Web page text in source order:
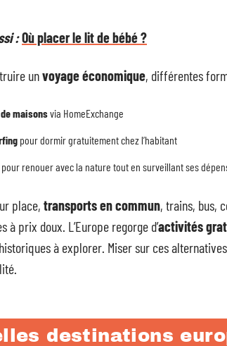
:Où placer le lit de bébé ?
unvoyage économique, différentes
maisonsvia HomeExchange
pour dormir gratuitement chez l’habitant
pour renouer avec la nature tout en surveillant ses
place, transports en commun, trains, bus,
à prix doux. L’Europe regorge d’activités
à explorer. Miser sur ces alternatives,
destinations